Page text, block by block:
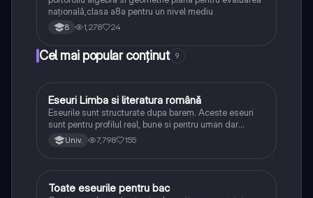
națională,clasa a8a pentru un nivel mediu
8 1,278 24
Cel mai popular conținut 9
Limba și literatura română
Eseuri Limba si literatura română
Eseurile sunt structurate dupa barem. Aceste eseuri
sunt pentru profilul real, bune si pentru uman dar
lipsesc relatiile dintre personaje si caracrerizarile.
Univ. 7,798 155
Limba și literatura română
Toate eseurile pentru bac